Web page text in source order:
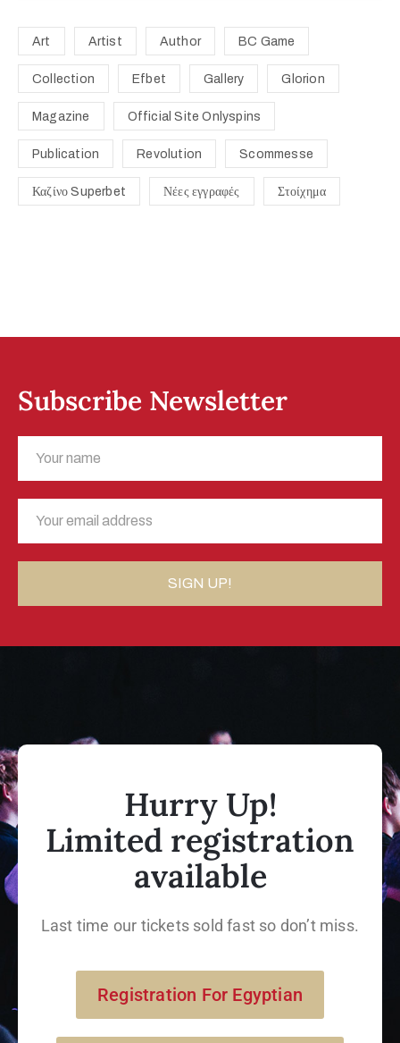
Art Artist Author BC Game
Collection Efbet Gallery Glorion
Magazine Official Site Onlyspins
Publication Revolution Scommesse
Καζίνο Superbet Νέες εγγραφές Στοίχημα
Subscribe Newsletter
Hurry Up!
Limited registration
available
Last time our tickets sold fast so don’t miss.
Registration For Egyptian